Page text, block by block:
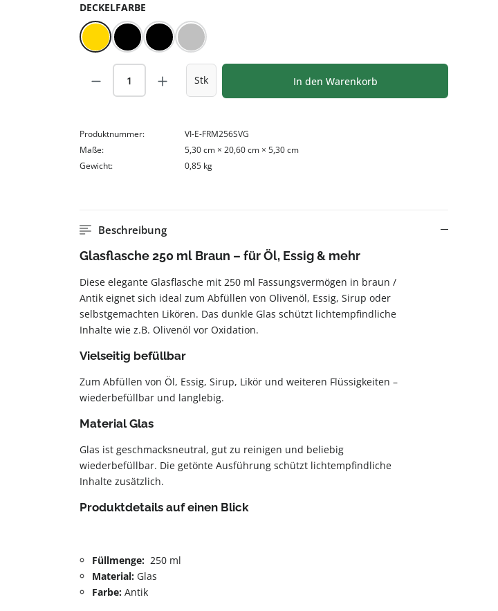
DECKELFARBE
Gold KunststoffSchwarz Silber
Produkt Anzahl: Gib den gewünschten Wert ein
Stk In den Warenkorb
Produktnummer:
VI-E-FRM256SVG
Maße:
5,30 cm × 20,60 cm × 5,30 cm
Gewicht:
0,85 kg
Beschreibung
Glasflasche 250 ml Braun – für Öl, Essig & mehr
Diese elegante Glasflasche mit 250 ml Fassungsvermögen in braun /
Antik eignet sich ideal zum Abfüllen von Olivenöl, Essig, Sirup oder
selbstgemachten Likören. Das dunkle Glas schützt lichtempfindliche
Inhalte wie z.B. Olivenöl vor Oxidation.
Vielseitig befüllbar
Zum Abfüllen von Öl, Essig, Sirup, Likör und weiteren Flüssigkeiten –
wiederbefüllbar und langlebig.
Material Glas
Glas ist geschmacksneutral, gut zu reinigen und beliebig
wiederbefüllbar. Die getönte Ausführung schützt lichtempfindliche
Inhalte zusätzlich.
Produktdetails auf einen Blick
Füllmenge: 250 ml
Material: Glas
Farbe: Antik